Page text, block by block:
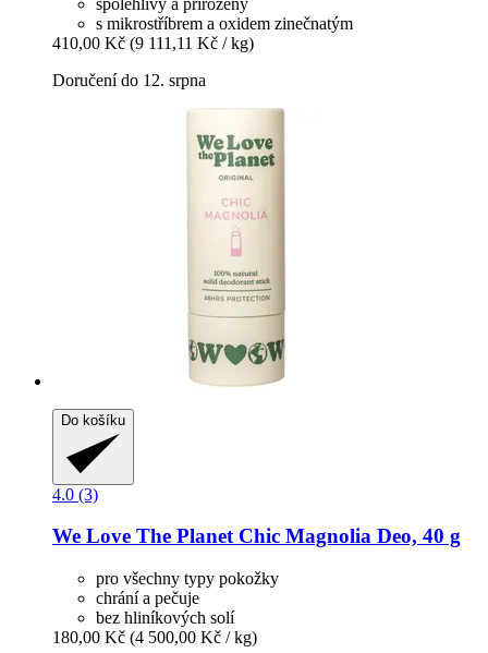
s mikrostříbrem a oxidem zinečnatým
410,00 Kč (9 111,11 Kč / kg)
Doručení do 12. srpna
Do košíku
4.0 (3)
We Love The PlanetChic Magnolia Deo, 40 g
pro všechny typy pokožky
chrání a pečuje
bez hliníkových solí
180,00 Kč (4 500,00 Kč / kg)